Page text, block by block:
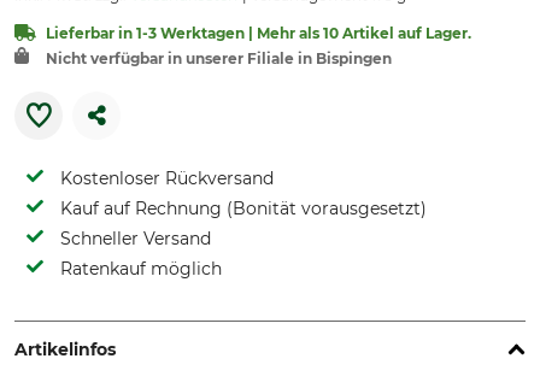
Lieferbar in 1-3 Werktagen | Mehr als 10 Artikel auf Lager.
Nicht verfügbar in unserer Filiale in Bispingen
Kostenloser Rückversand
Kauf auf Rechnung (Bonität vorausgesetzt)
Schneller Versand
Ratenkauf möglich
Artikelinfos